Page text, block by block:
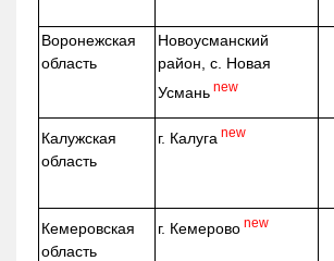
Воронежская
область
Новоусманский
район, с. Новая
Усмань new
Калужская
область
г. Калуга new
Кемеровская
область
г. Кемерово new